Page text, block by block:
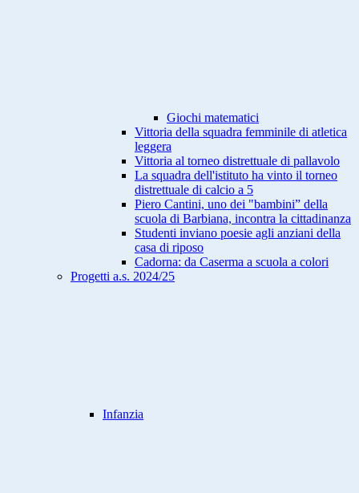
Giochi matematici
Vittoria della squadra femminile di atletica
leggera
Vittoria al torneo distrettuale di pallavolo
La squadra dell'istituto ha vinto il torneo
distrettuale di calcio a 5
Piero Cantini, uno dei "bambini” della
scuola di Barbiana, incontra la cittadinanza
Studenti inviano poesie agli anziani della
casa di riposo
Cadorna: da Caserma a scuola a colori
Progetti a.s. 2024/25
Infanzia